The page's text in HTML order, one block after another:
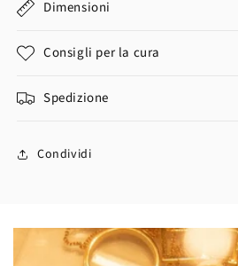
Dimensioni
Consigli per la cura
Spedizione
Condividi